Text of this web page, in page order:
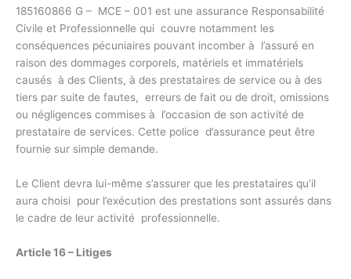
185160866 G – MCE – 001 est une assurance Responsabilité
Civile et Professionnelle qui couvre notamment les
conséquences pécuniaires pouvant incomber à l’assuré en
raison des dommages corporels, matériels et immatériels
causés à des Clients, à des prestataires de service ou à des
tiers par suite de fautes, erreurs de fait ou de droit, omissions
ou négligences commises à l’occasion de son activité de
prestataire de services. Cette police d’assurance peut être
fournie sur simple demande.
Le Client devra lui-même s’assurer que les prestataires qu’il
aura choisi pour l’exécution des prestations sont assurés dans
le cadre de leur activité professionnelle.
Article 16 – Litiges